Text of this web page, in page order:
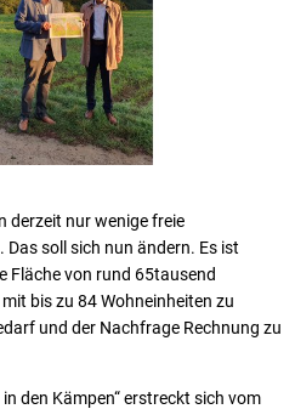
derzeit nur wenige freie
soll sich nun ändern. Es ist
Fläche von rund 65tausend
bis zu 84 Wohneinheiten zu
und der Nachfrage Rechnung zu
den Kämpen“ erstreckt sich vom